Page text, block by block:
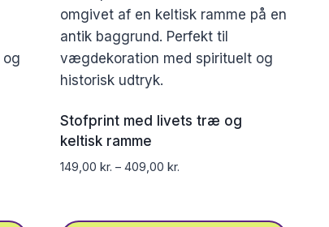
Stofprint med livets træ og
keltisk ramme
149,00 kr. – 409,00 kr.